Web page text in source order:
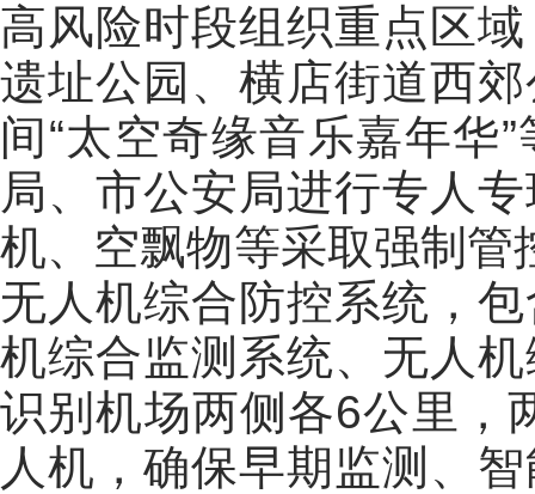
高风险时段组织重点区
遗址公园、横店街道西
间“太空奇缘音乐嘉年华
局、市公安局进行专人
机、空飘物等采取强制
无人机综合防控系统，
机综合监测系统、无人
识别机场两侧各6公里，
人机，确保早期监测、